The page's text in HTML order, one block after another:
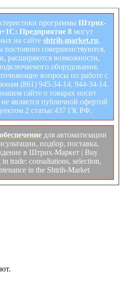
программы Штрих-
Предприятие 8 могут
на сайте shtrih-market.ru,
совершенствуются,
расширяются возможности,
оборудования.
вопросы по работе с
(861) 945-34-14, 944-34-14.
сайте о товарах носит
является публичной офертой
2 статьи 437 ГК РФ.
для автоматизации
подбор, поставка,
в Штрих-Маркет | Buy
trade: consultations, selection,
in the Shtrih-Market